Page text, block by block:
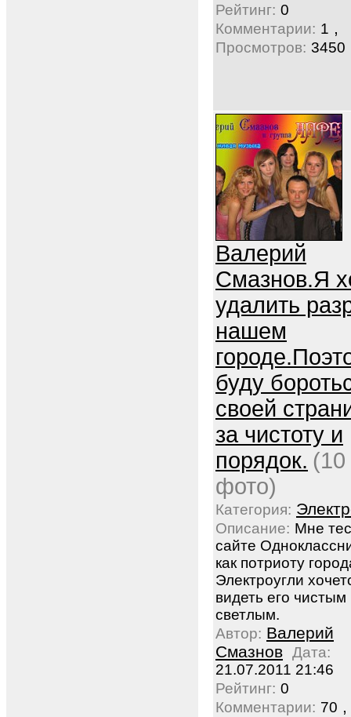
Рейтинг: 0
Комментарии: 1 ,
Просмотров: 3450
Валерий
Смазнов.Я
удалить
нашем
буду
своей
за чистоту и
порядок. (10
фото)
Категория:
Описание: Мне
сайте
как потриоту
Электроугли
видеть его чистым
светлым.
Автор: Валерий
Смазнов Дата:
21.07.2011 21:46
Рейтинг: 0
Комментарии: 70 ,